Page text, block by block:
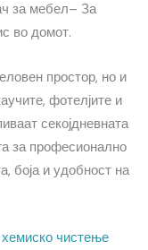
за мебел– За
во домот.
простор, но и
фотелјите и
секојдневната
за професионално
боја и удобност на
хемиско чистење